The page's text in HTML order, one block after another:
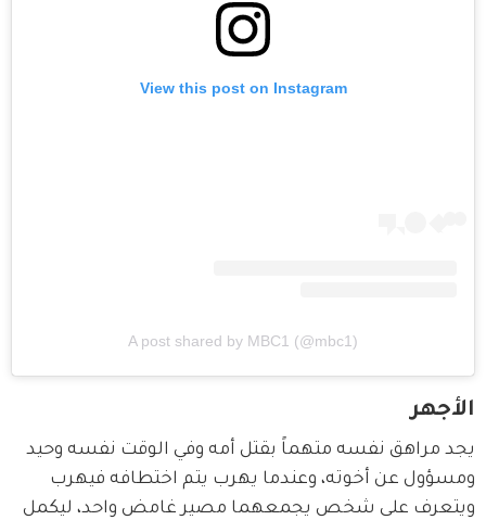
View this post on Instagram
A post shared by MBC1 (@mbc1)
الأجهر
يجد مراهق نفسه متهماً بقتل أمه وفي الوقت نفسه وحيد
ومسؤول عن أخوته، وعندما يهرب يتم اختطافه فيهرب
ويتعرف على شخص يجمعهما مصير غامض واحد، ليكمل